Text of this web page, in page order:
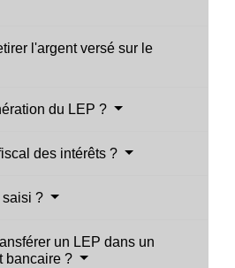
l'argent versé sur le
du LEP ?
des intérêts ?
saisi ?
un LEP dans un
bancaire ?